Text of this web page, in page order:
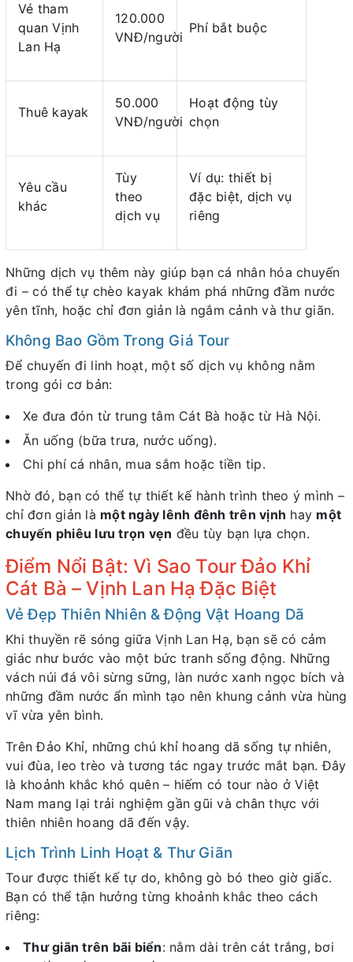
Vé tham
quan Vịnh
Lan Hạ
120.000
VNĐ/người
Phí bắt buộc
Thuê kayak
50.000
VNĐ/người
Hoạt động tùy
chọn
Yêu cầu
khác
Tùy
theo
dịch vụ
Ví dụ: thiết bị
đặc biệt, dịch vụ
riêng
Những dịch vụ thêm này giúp bạn cá nhân hóa chuyến
đi – có thể tự chèo kayak khám phá những đầm nước
yên tĩnh, hoặc chỉ đơn giản là ngắm cảnh và thư giãn.
Không Bao Gồm Trong Giá Tour
Để chuyến đi linh hoạt, một số dịch vụ không nằm
trong gói cơ bản:
Xe đưa đón từ trung tâm Cát Bà hoặc từ Hà Nội.
Ăn uống (bữa trưa, nước uống).
Chi phí cá nhân, mua sắm hoặc tiền tip.
Nhờ đó, bạn có thể tự thiết kế hành trình theo ý mình –
chỉ đơn giản là một ngày lênh đênh trên vịnh hay một
chuyến phiêu lưu trọn vẹn đều tùy bạn lựa chọn.
Điểm Nổi Bật: Vì Sao Tour Đảo Khỉ
Cát Bà – Vịnh Lan Hạ Đặc Biệt
Vẻ Đẹp Thiên Nhiên & Động Vật Hoang Dã
Khi thuyền rẽ sóng giữa Vịnh Lan Hạ, bạn sẽ có cảm
giác như bước vào một bức tranh sống động. Những
vách núi đá vôi sừng sững, làn nước xanh ngọc bích và
những đầm nước ẩn mình tạo nên khung cảnh vừa hùng
vĩ vừa yên bình.
Trên Đảo Khỉ, những chú khỉ hoang dã sống tự nhiên,
vui đùa, leo trèo và tương tác ngay trước mắt bạn. Đây
là khoảnh khắc khó quên – hiếm có tour nào ở Việt
Nam mang lại trải nghiệm gần gũi và chân thực với
thiên nhiên hoang dã đến vậy.
Lịch Trình Linh Hoạt & Thư Giãn
Tour được thiết kế tự do, không gò bó theo giờ giấc.
Bạn có thể tận hưởng từng khoảnh khắc theo cách
riêng:
Thư giãn trên bãi biển: nằm dài trên cát trắng, bơi